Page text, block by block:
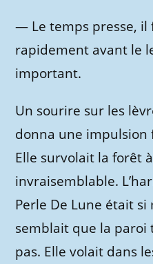
— Le temps presse,
rapidement avant le
important.
Un sourire sur les
donna une impulsion
Elle survolait la forêt
invraisemblable.
Perle De Lune était si
semblait que la paroi
pas. Elle volait dans